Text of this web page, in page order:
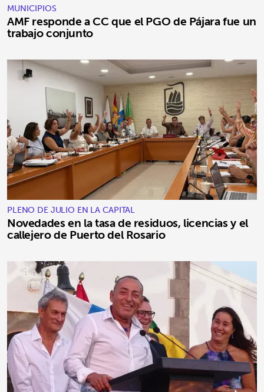
MUNICIPIOS
AMF responde a CC que el PGO de Pájara fue un
trabajo conjunto
PLENO DE JULIO EN LA CAPITAL
Novedades en la tasa de residuos, licencias y el
callejero de Puerto del Rosario